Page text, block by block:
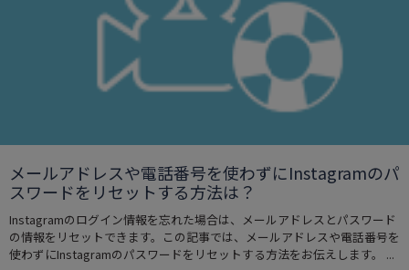
メールアドレスや電話番号を使わずにInstagramのパ
スワードをリセットする方法は？
Instagramのログイン情報を忘れた場合は、メールアドレスとパスワード
の情報をリセットできます。この記事では、メールアドレスや電話番号を
使わずにInstagramのパスワードをリセットする方法をお伝えします。 ...